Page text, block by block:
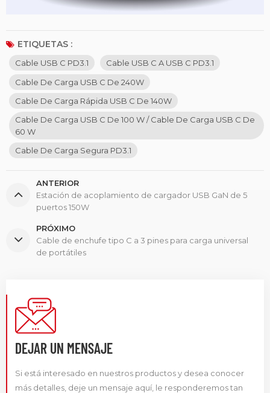
ETIQUETAS :
Cable USB C PD3.1
Cable USB C A USB C PD3.1
Cable De Carga USB C De 240W
Cable De Carga Rápida USB C De 140W
Cable De Carga USB C De 100 W / Cable De Carga USB C De
60 W
Cable De Carga Segura PD3.1
ANTERIOR
Estación de acoplamiento de cargador USB GaN de 5
puertos 150W
PRÓXIMO
Cable de enchufe tipo C a 3 pines para carga universal
de portátiles
DEJAR UN MENSAJE
Si está interesado en nuestros productos y desea conocer
más detalles, deje un mensaje aquí, le responderemos tan